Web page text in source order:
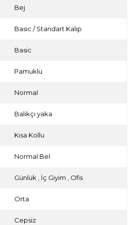
Bej
Basic / Standart Kalıp
Basic
Pamuklu
Normal
Balıkçı yaka
Kısa Kollu
Normal Bel
Günlük İç Giyim Ofis
Orta
Cepsiz